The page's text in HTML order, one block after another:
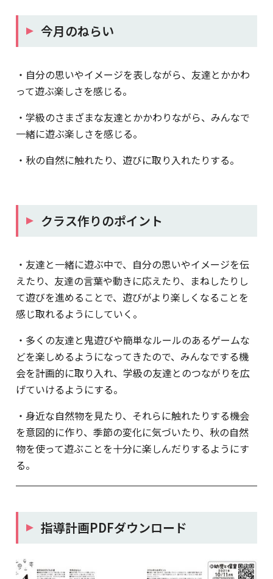
今月のねらい
・自分の思いやイメージを表しながら、友達とかかわ
って遊ぶ楽しさを感じる。
・学級のさまざまな友達とかかわりながら、みんなで
一緒に遊ぶ楽しさを感じる。
・秋の自然に触れたり、遊びに取り入れたりする。
クラス作りのポイント
・友達と一緒に遊ぶ中で、自分の思いやイメージを伝
えたり、友達の言葉や動きに応えたり、まねしたりし
て遊びを進めることで、遊びがより楽しくなることを
感じ取れるようにしていく。
・多くの友達と鬼遊びや簡単なルールのあるゲームな
どを楽しめるようになってきたので、みんなでする機
会を計画的に取り入れ、学級の友達とのつながりを広
げていけるようにする。
・身近な自然物を見たり、それらに触れたりする機会
を意図的に作り、季節の変化に気づいたり、秋の自然
物を使って遊ぶことを十分に楽しんだりするようにす
る。
指導計画PDFダウンロード